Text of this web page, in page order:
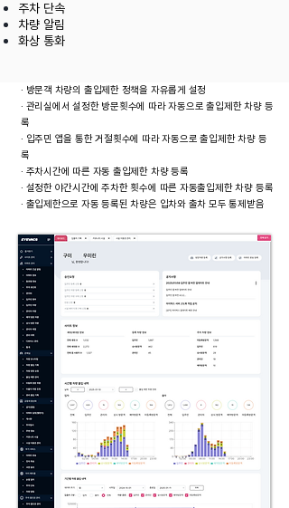
주차 단속
차량 알림
​화상 통화
· 방문객 차량의 출입제한 정책을 자유롭게 설정
· 관리실에서 설정한 방문횟수에 따라 자동으로 출입제한 차량 등
록
· 입주민 앱을 통한 거절횟수에 따라 자동으로 출입제한 차량 등
록
· 주차시간에 따른 자동 출입제한 차량 등록​
· 설정한 야간시간에 주차한 횟수에 따른 자동출입제한 차량 등록
· ​출입제한으로 자동 등록된 차량은 입차와 출차 모두 통제받음